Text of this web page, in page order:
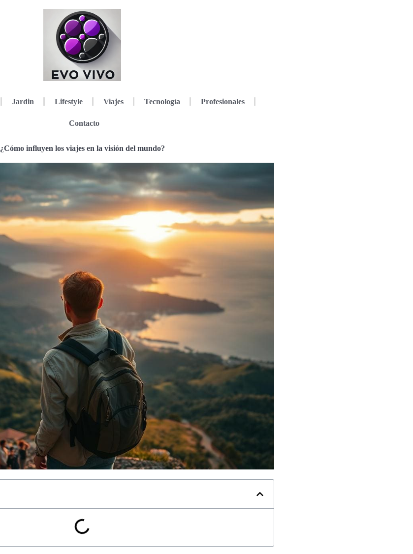
Jardin Lifestyle Viajes Tecnología Profesionales
Contacto
¿Cómo influyen los viajes en la visión del mundo?